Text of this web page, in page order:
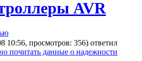
AVR
10:56, просмотров: 356) ответил
почитать данные о надежности